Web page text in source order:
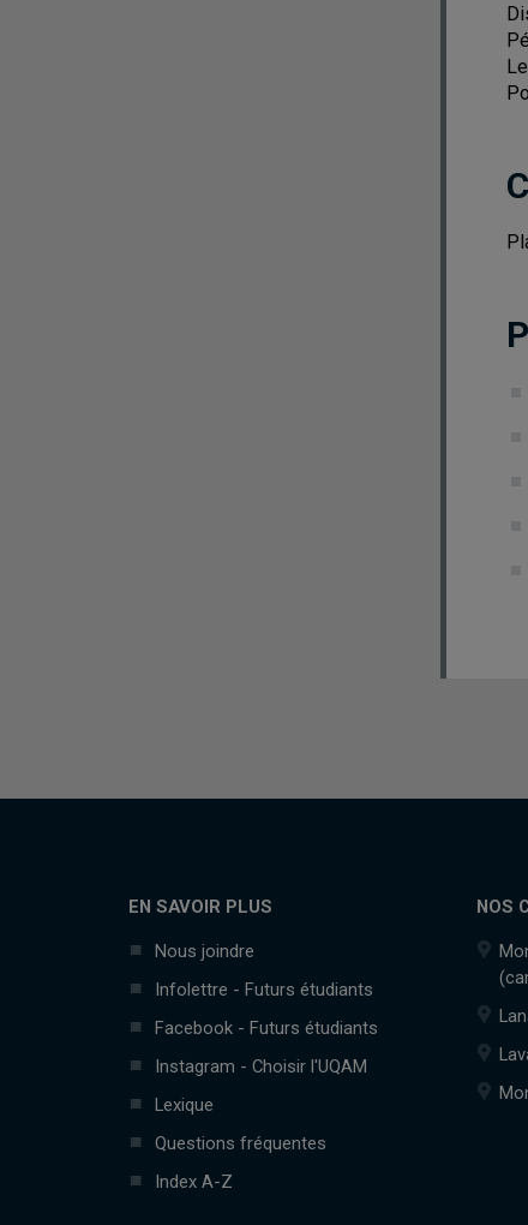
EN SAVOIR PLUS
Nous joindre
Infolettre - Futurs étudiants
Facebook - Futurs étudiants
Instagram - Choisir l'UQAM
Lexique
Questions fréquentes
Index A-Z
NOS